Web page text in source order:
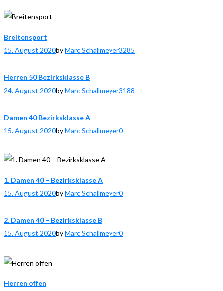
Breitensport
15. August 2020byMarc Schallmeyer3285
Herren 50 Bezirksklasse B
24. August 2020byMarc Schallmeyer3188
Damen 40 Bezirksklasse A
15. August 2020byMarc Schallmeyer0
1. Damen 40 – Bezirksklasse A
15. August 2020byMarc Schallmeyer0
2. Damen 40 – Bezirksklasse B
15. August 2020byMarc Schallmeyer0
Herren offen